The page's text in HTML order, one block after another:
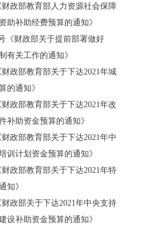
财政部教育部人力资源社会保障
助补助经费预算的通知》
《财政部关于提前部署做好
有关工作的通知》
财政部教育部关于下达2021年城
的通知》
政部教育部关于下达2021年改
补助资金预算的通知》
政部教育部关于下达2021年中
训计划资金预算的通知》
财政部教育部关于下达2021年特
知》
财政部关于下达2021年中央支持
设补助资金预算的通知》